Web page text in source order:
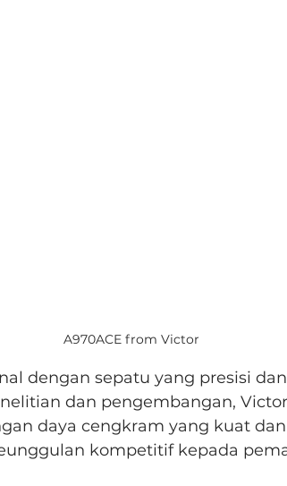
A970ACE from Victor
dengan sepatu yang presisi
dan pengembangan,
daya cengkram yang kuat
kompetitif kepada